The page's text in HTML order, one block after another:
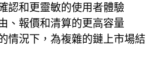
認和更靈敏的使用者體驗
、報價和清算的更高容量
情況下，為複雜的鏈上市場結